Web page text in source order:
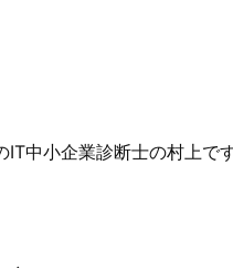
IT中小企業診断士の村上で